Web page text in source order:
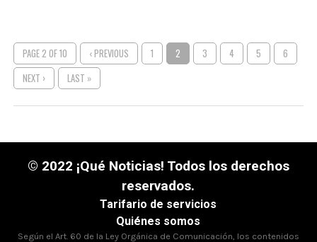
PAGE 2 OF 10 ‹ PREVIOUS 1 2 3 4 5
6
NEXT ›
LAST »
© 2022 ¡Qué Noticias! Todos los derechos
reservados.
Tarifario de servicios
Quiénes somos
Según el Art. 60 de la Ley Orgánica de Comunicación, los contenidos